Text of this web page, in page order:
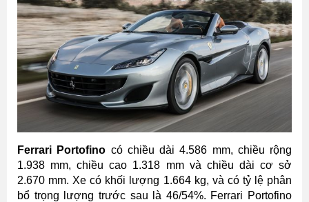
Ferrari Portofino có chiều dài 4.586 mm, chiều rộng
1.938 mm, chiều cao 1.318 mm và chiều dài cơ sở
2.670 mm. Xe có khối lượng 1.664 kg, và có tỷ lệ phân
bổ trọng lượng trước sau là 46/54%. Ferrari Portofino